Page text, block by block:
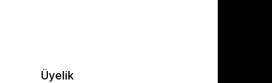
Üyelik